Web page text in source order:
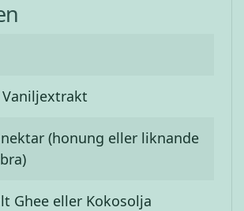
(honung eller liknande
Ghee eller Kokosolja